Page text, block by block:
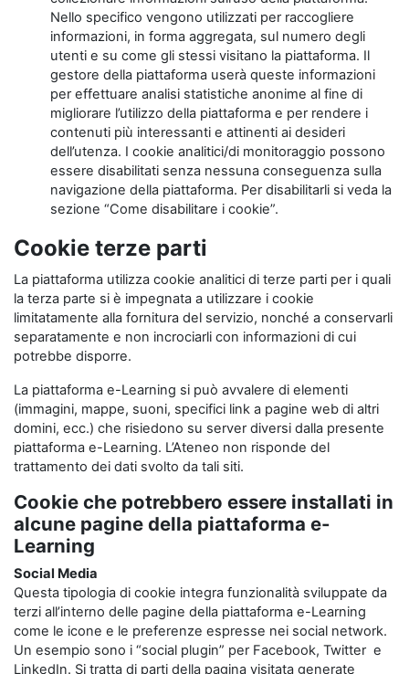
Nello specifico vengono utilizzati per raccogliere
informazioni, in forma aggregata, sul numero degli
utenti e su come gli stessi visitano la piattaforma. Il
gestore della piattaforma userà queste informazioni
per effettuare analisi statistiche anonime al fine di
migliorare l’utilizzo della piattaforma e per rendere i
contenuti più interessanti e attinenti ai desideri
dell’utenza. I cookie analitici/di monitoraggio possono
essere disabilitati senza nessuna conseguenza sulla
navigazione della piattaforma. Per disabilitarli si veda la
sezione “Come disabilitare i cookie”.
Cookie terze parti
La piattaforma utilizza cookie analitici di terze parti per i quali
la terza parte si è impegnata a utilizzare i cookie
limitatamente alla fornitura del servizio, nonché a conservarli
separatamente e non incrociarli con informazioni di cui
potrebbe disporre.
La piattaforma e-Learning si può avvalere di elementi
(immagini, mappe, suoni, specifici link a pagine web di altri
domini, ecc.) che risiedono su server diversi dalla presente
piattaforma e-Learning. L’Ateneo non risponde del
trattamento dei dati svolto da tali siti.
Cookie che potrebbero essere installati in
alcune pagine della piattaforma e-
Learning
Social Media
Questa tipologia di cookie integra funzionalità sviluppate da
terzi all’interno delle pagine della piattaforma e-Learning
come le icone e le preferenze espresse nei social network.
Un esempio sono i “social plugin” per Facebook, Twitter e
LinkedIn. Si tratta di parti della pagina visitata generate